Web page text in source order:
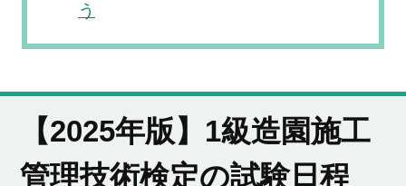
う
【2025年版】1級造園施工
管理技術検定の試験日程